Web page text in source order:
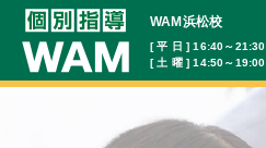
WAM浜松校
[ 平 日 ] 16:40～21:30
[ 土 曜 ] 14:50～19:00